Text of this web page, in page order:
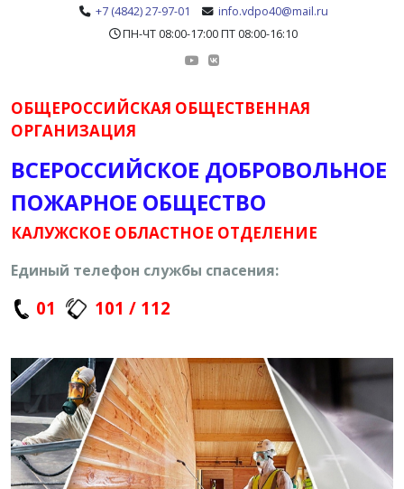
+7 (4842) 27-97-01
info.vdpo40@mail.ru
ПН-ЧТ 08:00-17:00 ПТ 08:00-16:10
ОБЩЕРОССИЙСКАЯ ОБЩЕСТВЕННАЯ
ОРГАНИЗАЦИЯ
ВСЕРОССИЙСКОЕ ДОБРОВОЛЬНОЕ
ПОЖАРНОЕ ОБЩЕСТВО
КАЛУЖСКОЕ ОБЛАСТНОЕ ОТДЕЛЕНИЕ
Единый телефон службы спасения:
01 101 / 112